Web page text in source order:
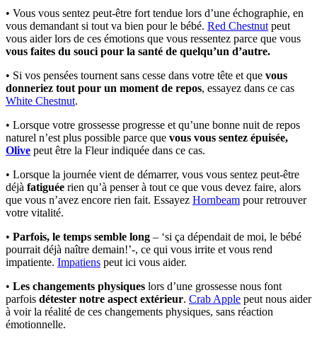
• Vous vous sentez peut-être fort tendue lors d’une échographie, en
vous demandant si tout va bien pour le bébé. Red Chestnut peut
vous aider lors de ces émotions que vous ressentez parce que vous
vous faites du souci pour la santé de quelqu’un d’autre.
• Si vos pensées tournent sans cesse dans votre tête et que vous
donneriez tout pour un moment de repos, essayez dans ce cas
White Chestnut.
• Lorsque votre grossesse progresse et qu’une bonne nuit de repos
naturel n’est plus possible parce que vous vous sentez épuisée,
Olive peut être la Fleur indiquée dans ce cas.
• Lorsque la journée vient de démarrer, vous vous sentez peut-être
déjà fatiguée rien qu’à penser à tout ce que vous devez faire, alors
que vous n’avez encore rien fait. Essayez Hornbeam pour retrouver
votre vitalité.
• Parfois, le temps semble long – ‘si ça dépendait de moi, le bébé
pourrait déjà naître demain!’-, ce qui vous irrite et vous rend
impatiente. Impatiens peut ici vous aider.
• Les changements physiques lors d’une grossesse nous font
parfois détester notre aspect extérieur. Crab Apple peut nous aider
à voir la réalité de ces changements physiques, sans réaction
émotionnelle.